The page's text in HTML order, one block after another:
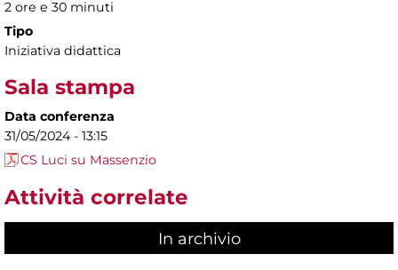
2 ore e 30 minuti
Tipo
Iniziativa didattica
Sala stampa
Data conferenza
31/05/2024 - 13:15
CS Luci su Massenzio
Attività correlate
In archivio